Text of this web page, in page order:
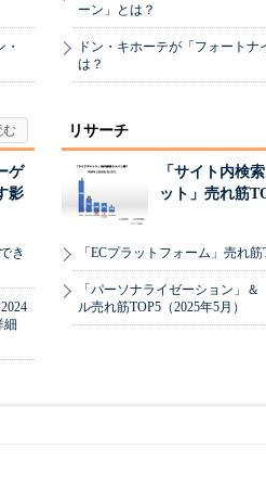
ーン」とは？
ドン・キホーテが「フォート
は？
ゲ
影
き
細
リサーチ
「サイト内検
ット」売れ筋
「ECプラットフォーム」売れ筋
「パーソナライゼーション」
ル売れ筋TOP5（2025年5月）